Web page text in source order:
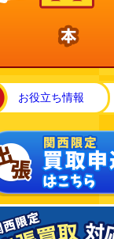
homeお役立ち情報